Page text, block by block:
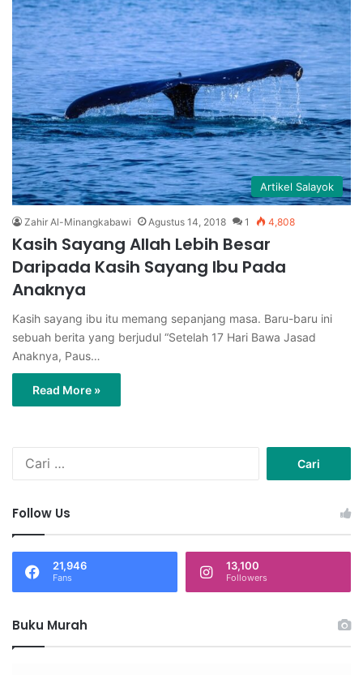
Artikel Salayok
Zahir Al-Minangkabawi Agustus 14, 2018 1 4,808
Kasih Sayang Allah Lebih Besar
Daripada Kasih Sayang Ibu Pada
Anaknya
Kasih sayang ibu itu memang sepanjang masa. Baru-baru ini
sebuah berita yang berjudul “Setelah 17 Hari Bawa Jasad
Anaknya, Paus…
Read More »
u
k
Follow Us
21,946
Fans
13,100
Followers
Buku Murah